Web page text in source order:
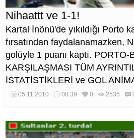
Nihaattt ve 1-1!
Kartal İnönü'de yıkıldığı Porto
fırsatından faydalanamazken,
golüyle 1 puanı kaptı. PORTO-
KARŞILAŞMASI TÜM
İSTATİSTİKLERİ ve GOL
HTSPOR ARENA'DA. HTSPOR
tek temsilcimiz Beşiktaş, L
deplasmanda Porto ile 1-1
05.11.2010 08:39 0 2535